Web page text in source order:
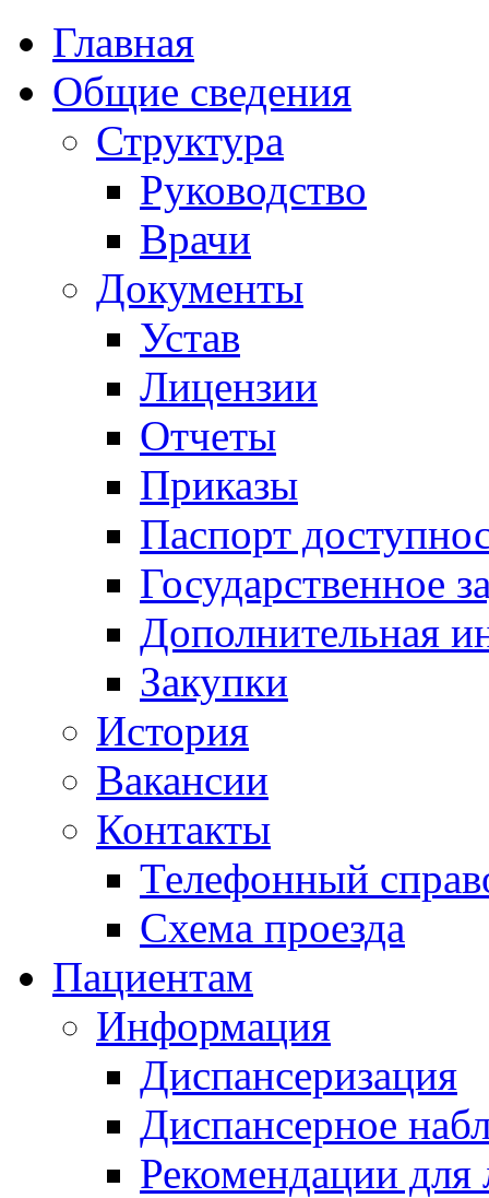
Главная
Общие сведения
Структура
Руководство
Врачи
Документы
Устав
Лицензии
Отчеты
Приказы
Паспорт
Государственное
Дополнительная
Закупки
История
Вакансии
Контакты
Телефонный
Схема проезда
Пациентам
Информация
Диспансеризация
Диспансерное
Рекомендации для